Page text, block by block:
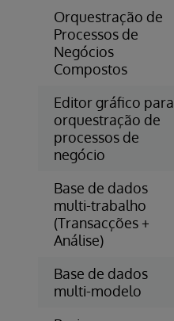
Orquestração de
Processos de
Negócios
Compostos
Editor gráfico para
orquestração de
processos de
negócio
Base de dados
multi-trabalho
(Transacções +
Análise)
Base de dados
multi-modelo